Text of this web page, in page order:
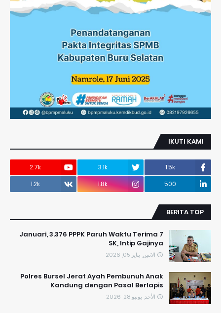
IKUTI KAMI
1.5k
3.1k
2.7k
500
1.8k
1.2k
BERITA TOP
7 Januari, 3.376 PPPK Paruh Waktu Terima
SK, Intip Gajinya
الاثنين, يناير 05, 2026
Polres Bursel Jerat Ayah Pembunuh Anak
Kandung dengan Pasal Berlapis
الأحد, يونيو 28, 2026